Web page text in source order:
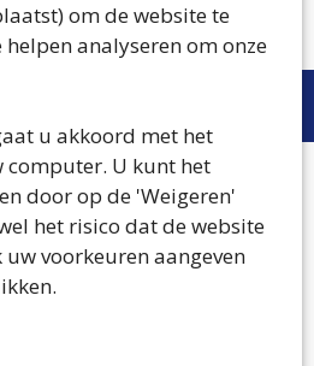
om de website te
analyseren om onze
u akkoord met het
computer. U kunt het
door op de 'Weigeren'
het risico dat de website
voorkeuren aangeven